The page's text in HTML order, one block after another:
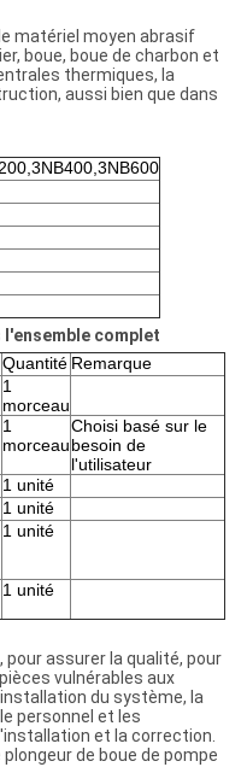
matériel moyen abrasif
boue, boue de charbon et
thermiques, la
aussi bien que dans
complet
Quantité Remarque
1
morceau
1
morceau
Choisi basé sur le
besoin de
l'utilisateur
1 unité
1 unité
1 unité
1 unité
pour assurer la qualité, pour
vulnérables aux
du système, la
personnel et les
et la correction.
de boue de pompe